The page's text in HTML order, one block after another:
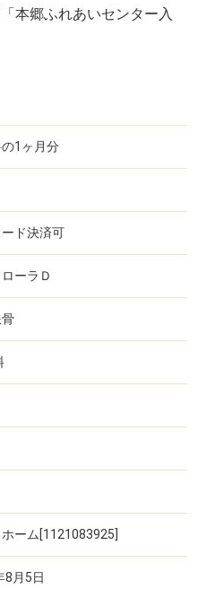
本郷ふれあいセンター入
1ヶ月分
ド決済可
ーラＤ
ーム[1121083925]
8月5日